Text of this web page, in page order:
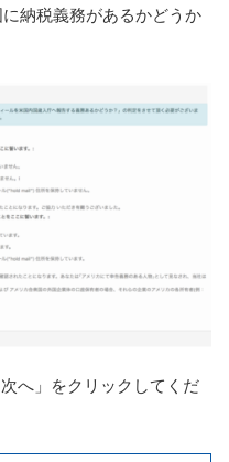
納税義務があるかどうか
へ」をクリックしてくだ